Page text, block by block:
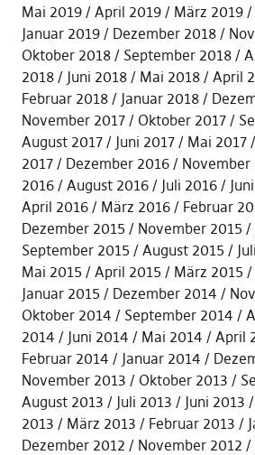
Mai 2019
April 2019 März 2019
Januar 2019
Dezember 2018
Oktober 2018
September 2018
2018
Juni 2018 Mai 2018 April
Februar 2018
Januar 2018
November 2017
Oktober 2017
August 2017
Juni 2017 Mai 2017
2017
Dezember 2016 November
2016
August 2016 Juli 2016
April 2016
März 2016 Februar
Dezember 2015
November 2015
September 2015
August 2015
Mai 2015
April 2015 März 2015
Januar 2015
Dezember 2014
Oktober 2014
September 2014
2014
Juni 2014 Mai 2014 April
Februar 2014
Januar 2014
November 2013
Oktober 2013
August 2013
Juli 2013 Juni 2013
2013
März 2013 Februar 2013
Dezember 2012
November 2012